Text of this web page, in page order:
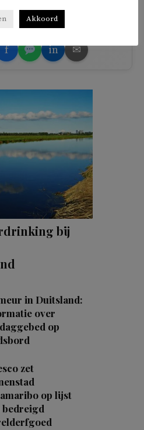
f in ✉
bij
in Duitsland:
over
op
zet
op lijst
bedreigd
Akkoord